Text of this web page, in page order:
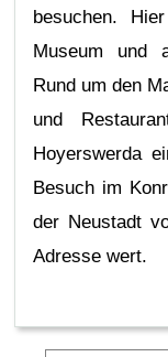
besuchen.
Museum und
Rund um den
und
Hoyerswerda
Besuch im
der Neustadt
Adresse wert.